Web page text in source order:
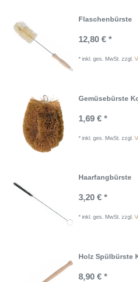
Flaschenbürste
12,80 € *
*inkl. ges. MwSt. zzgl.
Gemüsebürste
1,69 € *
*inkl. ges. MwSt. zzgl.
Haarfangbürste
3,20 € *
*inkl. ges. MwSt. zzgl.
Holz Spülbürste
8,90 € *